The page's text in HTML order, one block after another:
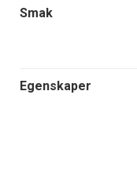
Smak
Egenskaper